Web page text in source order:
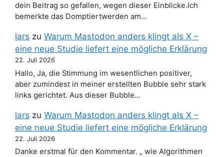
dein Beitrag so gefallen, wegen dieser Einblicke.Ich
bemerkte das Domptiertwerden am…
lars zu Warum Mastodon anders klingt als X –
eine neue Studie liefert eine mögliche Erklärung
22. Juli 2026
Hallo, Ja, die Stimmung im wesentlichen positiver,
aber zumindest in meiner erstellten Bubble sehr stark
links gerichtet. Aus dieser Bubble…
lars zu Warum Mastodon anders klingt als X –
eine neue Studie liefert eine mögliche Erklärung
22. Juli 2026
Danke erstmal für den Kommentar. „ wie Algorithmen